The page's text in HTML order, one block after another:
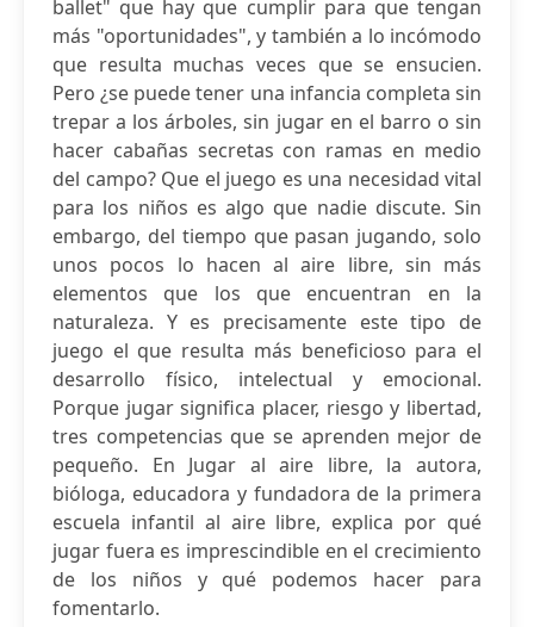
ballet" que hay que cumplir para que tengan
más "oportunidades", y también a lo incómodo
que resulta muchas veces que se ensucien.
Pero ¿se puede tener una infancia completa sin
trepar a los árboles, sin jugar en el barro o sin
hacer cabañas secretas con ramas en medio
del campo? Que el juego es una necesidad vital
para los niños es algo que nadie discute. Sin
embargo, del tiempo que pasan jugando, solo
unos pocos lo hacen al aire libre, sin más
elementos que los que encuentran en la
naturaleza. Y es precisamente este tipo de
juego el que resulta más beneficioso para el
desarrollo físico, intelectual y emocional.
Porque jugar significa placer, riesgo y libertad,
tres competencias que se aprenden mejor de
pequeño. En Jugar al aire libre, la autora,
bióloga, educadora y fundadora de la primera
escuela infantil al aire libre, explica por qué
jugar fuera es imprescindible en el crecimiento
de los niños y qué podemos hacer para
fomentarlo.